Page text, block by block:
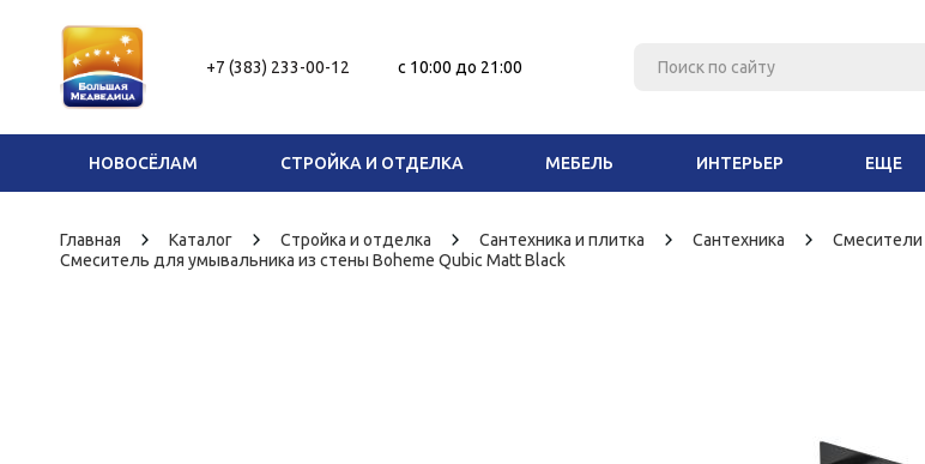
+7 (383) 233-00-12 c 10:00 до 21:00
НОВОСЁЛАМ СТРОЙКА И ОТДЕЛКА МЕБЕЛЬ ИНТЕРЬЕР ЕЩЕ
Главная Каталог Стройка и отделка Сантехника и плитка Сантехника Смесители
Смеситель для умывальника из стены Boheme Qubic Matt Black